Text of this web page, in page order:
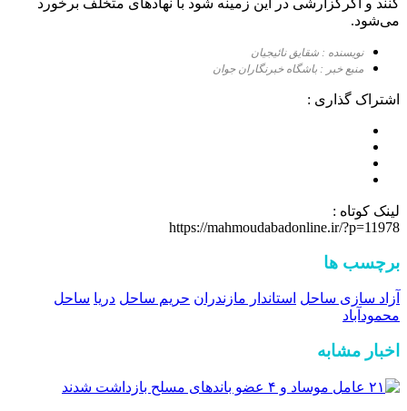
می‌شود.
نویسنده : شقایق نائیجیان
منبع خبر : باشگاه خبرنگاران جوان
اشتراک گذاری :
لینک کوتاه :
https://mahmoudabadonline.ir/?p=11978
برچسب ها
آزاد سازی ساحل استاندار مازندران حریم ساحل دریا ساحل
محمودآباد
اخبار مشابه